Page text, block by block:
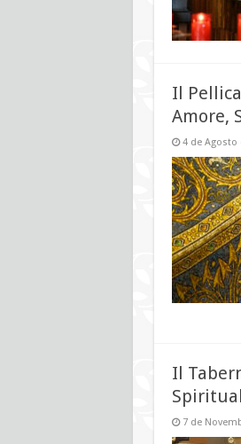
Il
Amore,
4 de Agosto
Il
7 de